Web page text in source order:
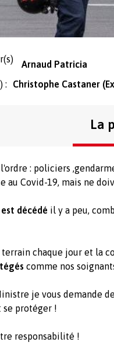
Arnaud Patricia
:
Christophe Castaner
La
: policiers
au Covid-19, mais ne
décédé il y a peu,
chaque jour et la
comme nos
je vous demande
se protéger !
responsabilité !